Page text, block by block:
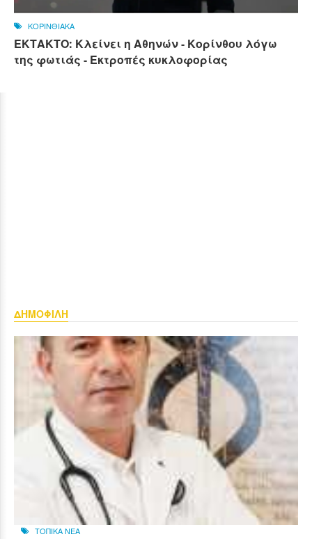
ΚΟΡΙΝΘΙΑΚΑ
ΕΚΤΑΚΤΟ: Κλείνει η Αθηνών - Κορίνθου λόγω
της φωτιάς - Εκτροπές κυκλοφορίας
ΔΗΜΟΦΙΛΗ
ΤΟΠΙΚΑ ΝΕΑ